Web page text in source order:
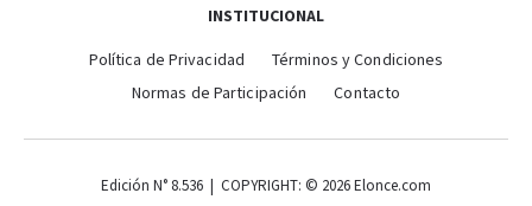
INSTITUCIONAL
Política de Privacidad
Términos y Condiciones
Normas de Participación
Contacto
Edición N° 8.536 | COPYRIGHT: © 2026 Elonce.com